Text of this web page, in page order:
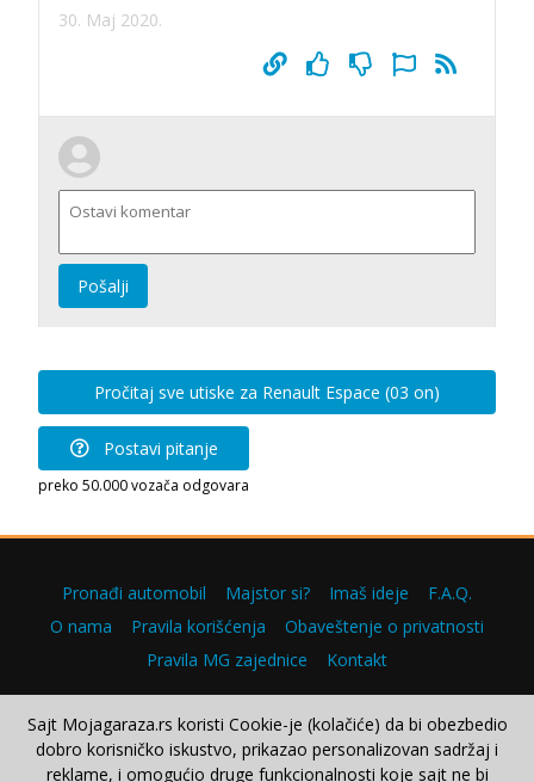
30. Maj 2020.
Pošalji
Pročitaj sve utiske za Renault Espace (03 on)
Postavi pitanje
preko 50.000 vozača odgovara
Pronađi automobil Majstor si? Imaš ideje
F.A.Q.
O nama
Pravila korišćenja
Obaveštenje o privatnosti
Pravila MG zajednice
Kontakt
Copyright © 2000–2026.
Sajt Mojagaraza.rs koristi Cookie-je (kolačiće) da bi obezbedio
dobro korisničko iskustvo, prikazao personalizovan sadržaj i
reklame, i omogućio druge funkcionalnosti koje sajt ne bi